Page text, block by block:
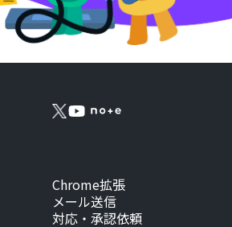
Chrome拡張
メール送信
対応・承認依頼